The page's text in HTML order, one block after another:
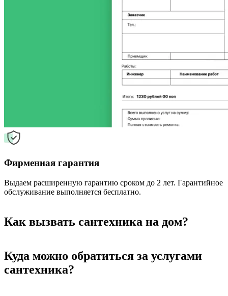
Фирменная гарантия
Выдаем расширенную гарантию сроком до 2 лет. Гарантийное
обслуживание выполняется бесплатно.
Как вызвать сантехника на дом?
Куда можно обратиться за услугами
сантехника?